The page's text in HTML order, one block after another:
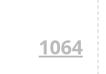
1064